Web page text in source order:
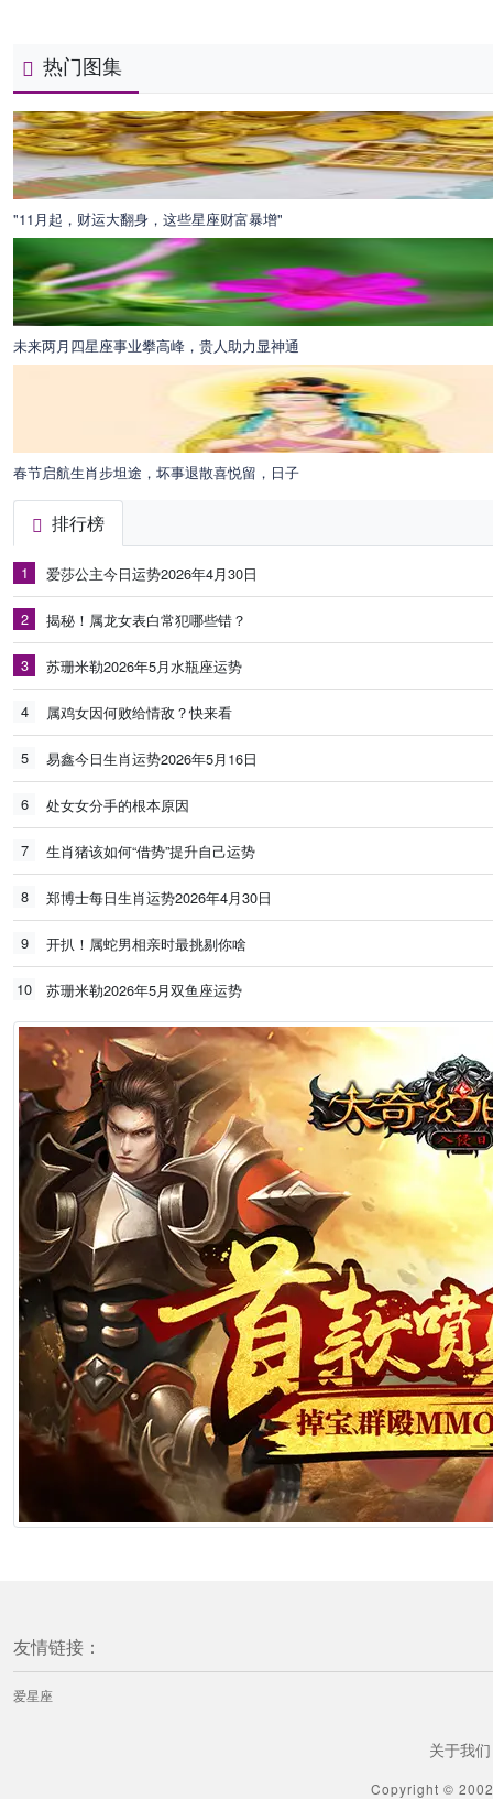
热门图集
"11月起，财运大翻身，这些星座财富暴增"
未来两月四星座事业攀高峰，贵人助力显神通
春节启航生肖步坦途，坏事退散喜悦留，日子
排行榜
1 爱莎公主今日运势2026年4月30日
2 揭秘！属龙女表白常犯哪些错？
3 苏珊米勒2026年5月水瓶座运势
4 属鸡女因何败给情敌？快来看
5 易鑫今日生肖运势2026年5月16日
6 处女女分手的根本原因
7 生肖猪该如何“借势”提升自己运势
8 郑博士每日生肖运势2026年4月30日
9 开扒！属蛇男相亲时最挑剔你啥
10 苏珊米勒2026年5月双鱼座运势
友情链接：
爱星座
关于我们
Copyright ©